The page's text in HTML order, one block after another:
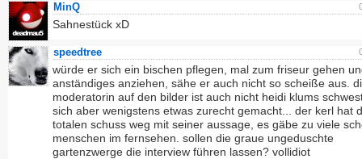
MinQ
Sahnestück xD
speedtree
würde er sich ein bischen pflegen, mal zum friseur gehen
anständiges anziehen, sähe er auch nicht so scheiße aus.
moderatorin auf den bilder ist auch nicht heidi klums
sich aber wenigstens etwas zurecht gemacht... der kerl hat
totalen schuss weg mit seiner aussage, es gäbe zu viele
menschen im fernsehen. sollen die graue ungeduschte
gartenzwerge die interview führen lassen? vollidiot